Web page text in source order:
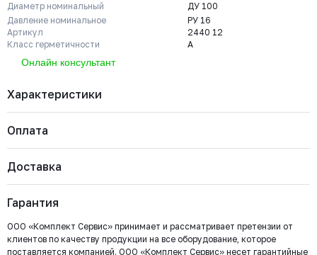
Диаметр номинальный
ДУ 100
Давление номинальное
РУ 16
Артикул
2440 12
Класс герметичности
A
Онлайн консультант
Характеристики
Бренд
Диаметр номинальный
ДУ 100
Артикул
Марка материала уплотнения
запирающего элемента
Страна
Сфера
Холодное водоснабжение (ХВС); Охлаждение и
климатизация; Общепромышленное применение; Горячее
водоснабжение (ГВС); Водоотведение и канализация
Оплата
Важно: Отгрузка товара производится после 100%
оплаты и зачисления средств на расчетный счет
ООО «Комплект Сервис».
Доставка
Гарантия
ООО «Комплект Сервис» принимает и рассматривает претензии от
клиентов по качеству продукции на все оборудование, которое
поставляется компанией. ООО «Комплект Сервис» несет гарантийные